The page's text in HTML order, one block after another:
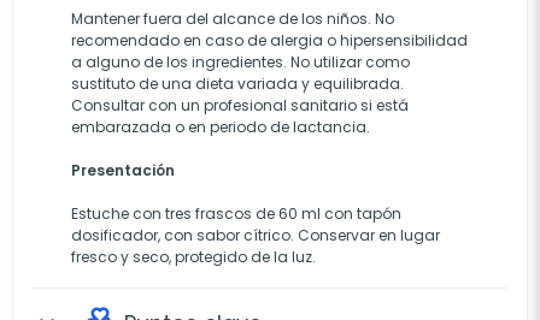
Mantener fuera del alcance de los niños. No
recomendado en caso de alergia o hipersensibilidad
a alguno de los ingredientes. No utilizar como
sustituto de una dieta variada y equilibrada.
Consultar con un profesional sanitario si está
embarazada o en periodo de lactancia.
Presentación
Estuche con tres frascos de 60 ml con tapón
dosificador, con sabor cítrico. Conservar en lugar
fresco y seco, protegido de la luz.